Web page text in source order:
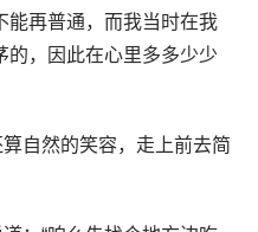
能再普通，而我当时在我
的，因此在心里多多少少
自然的笑容，走上前去简